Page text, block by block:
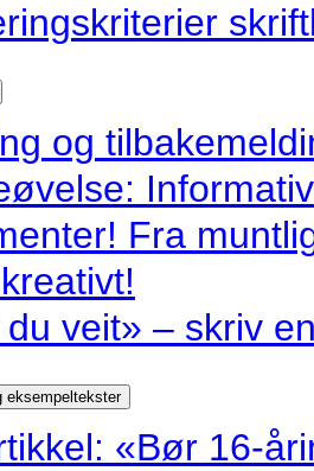
og
Fra
veit» – skriv
eksempeltekster
«Bør 16-